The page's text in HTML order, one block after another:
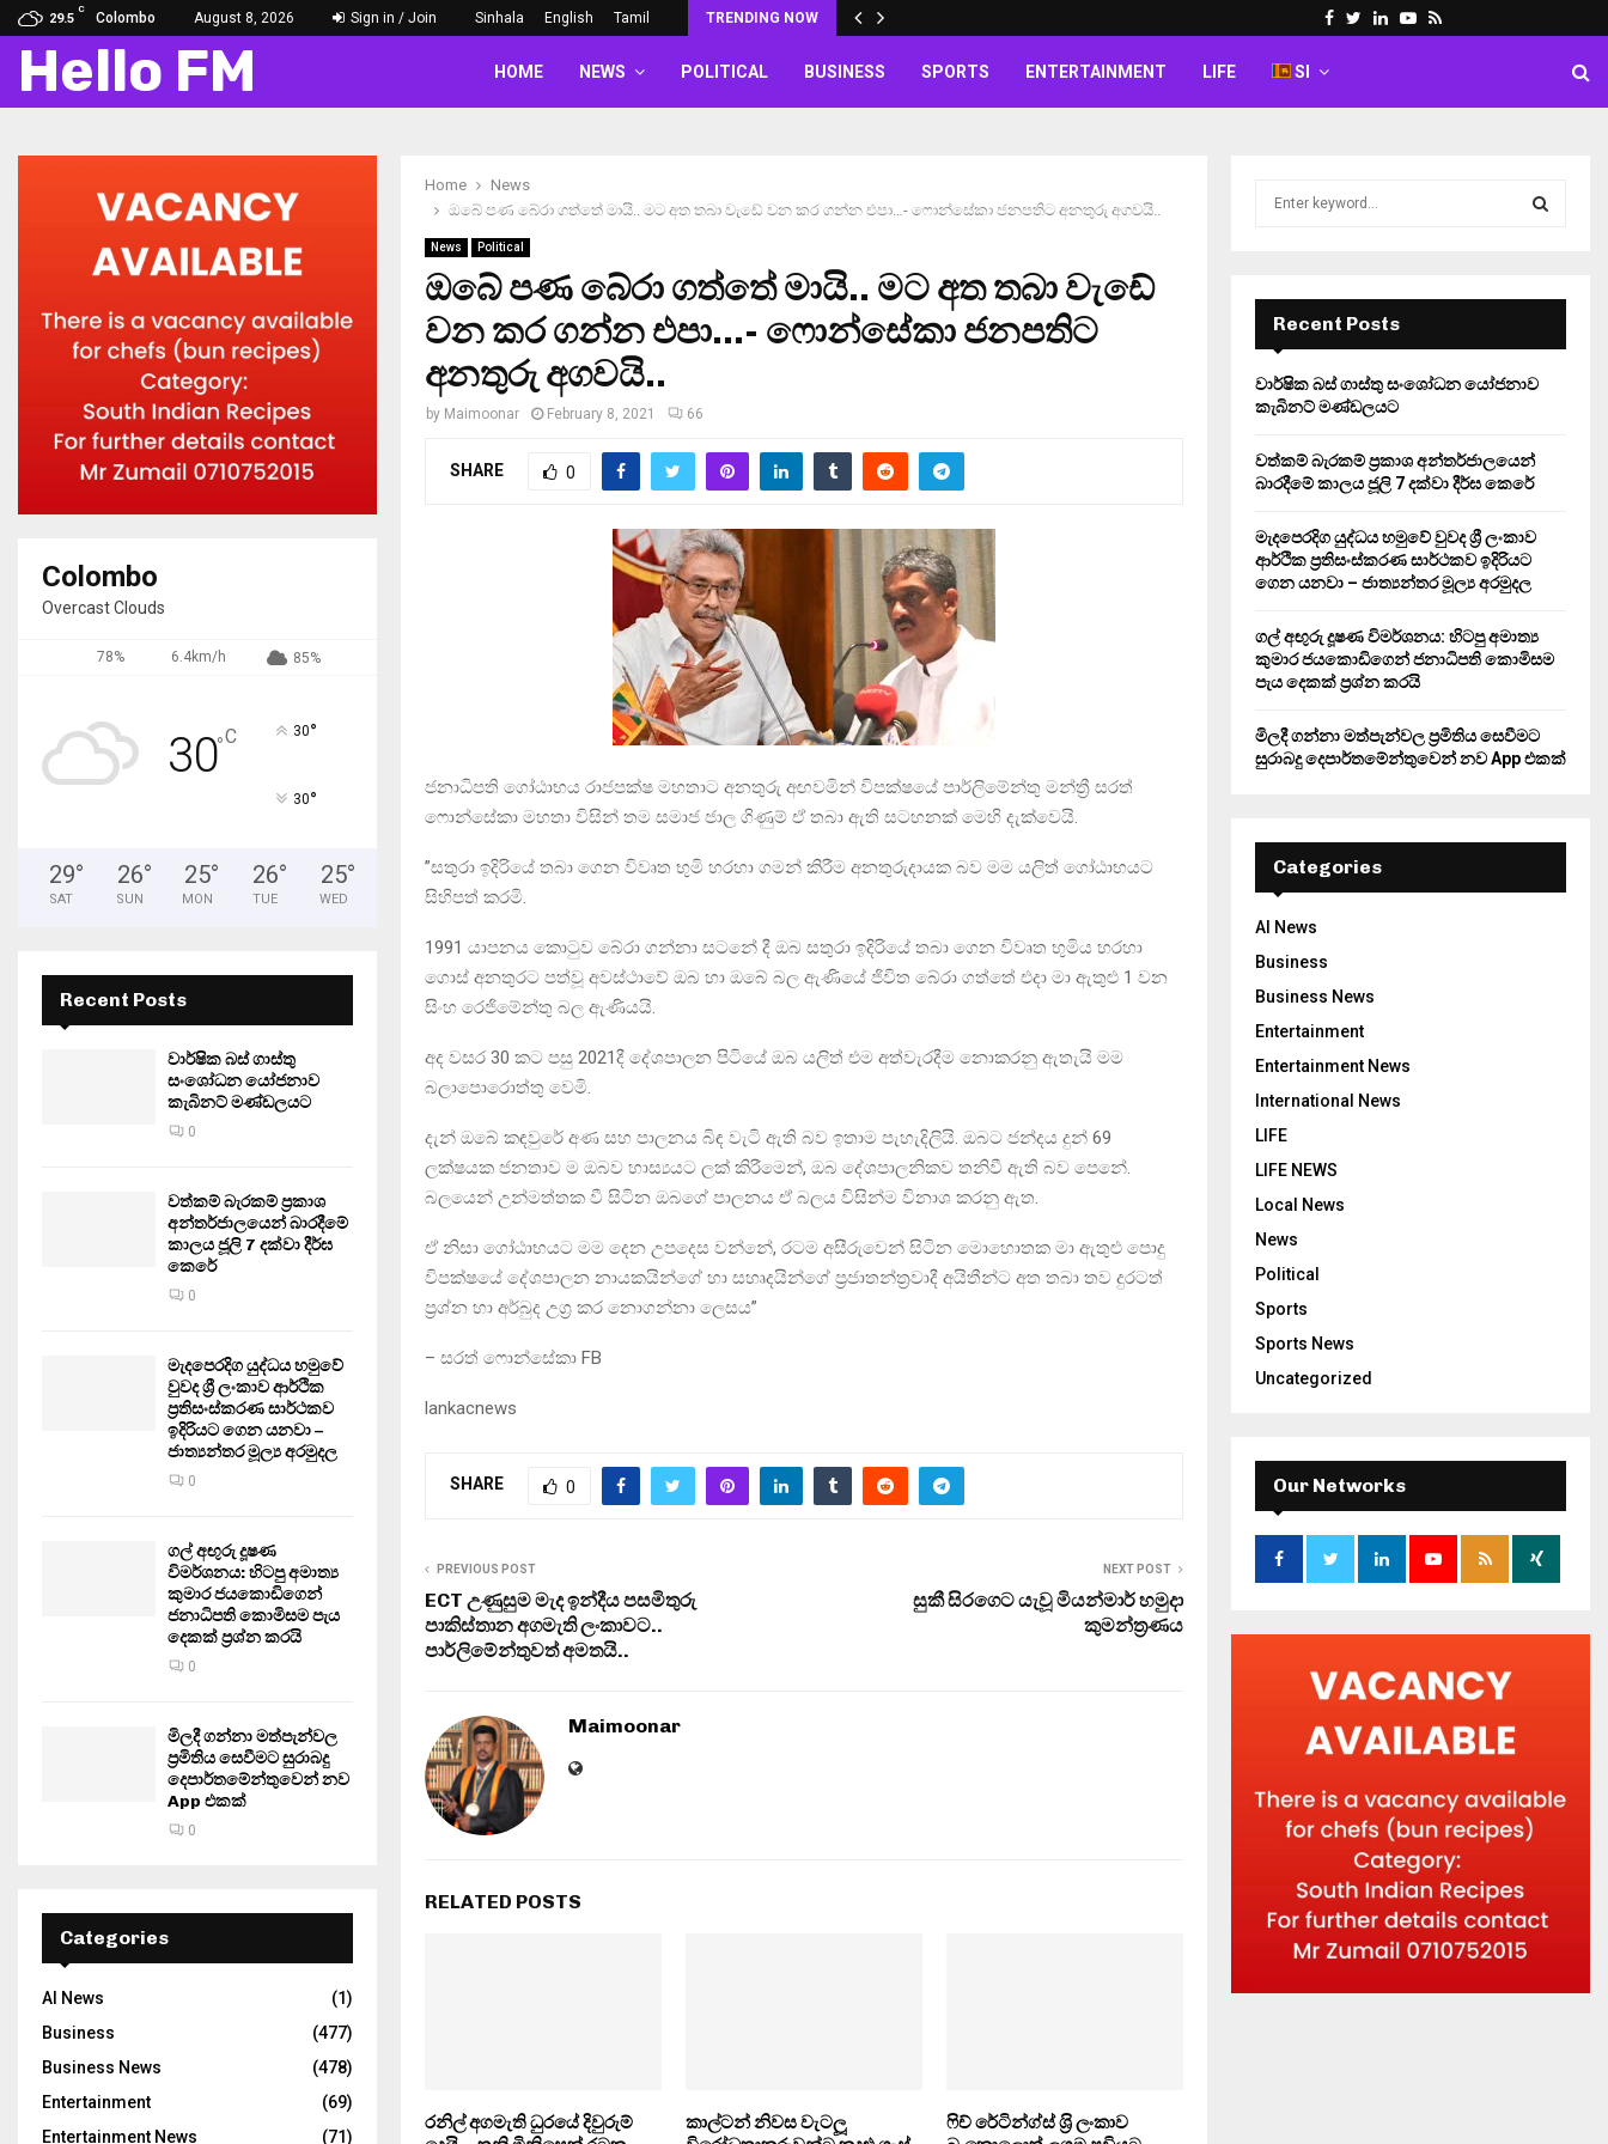
29.5
C
Colombo August 8, 2026 Sign in / Join Sinhala English Tamil TRENDING NOW Facebook
Twitter
LinkedinYoutube
Rss
Hello FM HOME NEWS POLITICAL BUSINESS SPORTS ENTERTAINMENT LIFE SI
Home
News
ඔබේ පණ බේරා ගත්තේ මායි.. මට අත තබා වැඩේ වන කර ගන්න එපා…- ෆොන්සේකා ජනපතිට අනතුරු අගවයි..
News Political
ඔබේ පණ බේරා ගත්තේ මායි.. මට අත තබා වැඩේ
වන කර ගන්න එපා…- ෆොන්සේකා ජනපතිට
අනතුරු අගවයි..
by Maimoonar February 8, 2021 66
SHARE 0
ජනාධිපති ගෝඨාභය රාජපක්ෂ මහතාට අනතුරු අඟවමින් විපක්ෂයේ පාර්ලිමේන්තු මන්ත්‍රී සරත්
ෆොන්සේකා මහතා විසින් තම සමාජ ජාල ගිණුම් ඒ තබා ඇති සටහනක් මෙහි දැක්වෙයි.
”සතුරා ඉදිරියේ තබා ගෙන විවෘත භුමි හරහා ගමන් කිරීම අනතුරුදායක බව මම යලිත් ගෝඨාභයට
සිහිපත් කරමි.
1991 යාපනය කොටුව බේරා ගන්නා සටනේ දී ඔබ සතුරා ඉදිරියේ තබා ගෙන විවෘත භුමිය හරහා
ගොස් අනතුරට පත්වූ අවස්ථාවේ ඔබ හා ඔබේ බල ඇණියේ ජිවිත බේරා ගත්තේ එදා මා ඇතුළු 1 වන
සිංහ රෙජිමේන්තු බල ඇණියයි.
අද වසර 30 කට පසු 2021දී දේශපාලන පිටියේ ඔබ යලිත් එම අත්වැරදීම නොකරනු ඇතැයි මම
බලාපොරොත්තු වෙමි.
දැන් ඔබේ කඳවුරේ අණ සහ පාලනය බිඳ වැටි ඇති බව ඉතාම පැහැදිලියි. ඔබට ජන්දය දුන් 69
ලක්ෂයක ජනතාව ම ඔබව හාස්‍යයට ලක් කිරීමෙන්, ඔබ දේශපාලනිකව තනිවී ඇති බව පෙනේ.
බලයෙන් උන්මත්තක වී සිටින ඔබගේ පාලනය ඒ බලය විසින්ම විනාශ කරනු ඇත.
ඒ නිසා ගෝඨාභයට මම දෙන උපදෙස වන්නේ, රටම අසීරුවෙන් සිටින මොහොතක මා ඇතුළු පොදු
විපක්ෂයේ දේශපාලන නායකයින්ගේ හා සහෘදයින්ගේ ප්‍රජාතන්ත්‍රවාදී අයිතීන්ට අත තබා තව දුරටත්
ප්‍රශ්න හා අර්බුද උග්‍ර කර නොගන්නා ලෙසය”
– සරත් ෆොන්සේකා FB
lankacnews
SHARE 0
PREVIOUS POST
ECT උණුසුම මැද ඉන්දීය පසමිතුරු
පාකිස්තාන අගමැති ලංකාවට..
පාර්ලිමේන්තුවත් අමතයි..
NEXT POST
සුකී සිරගෙට යැවූ මියන්මාර් හමුදා
කුමන්ත‍්‍රණය
Maimoonar
RELATED POSTS
රනිල් අගමැති ධුරයේ දිවුරුම්
කාල්ටන් නිවස වැටලූ
ෆිච් රේටින්ග්ස් ශ‍්‍රි ලංකාව
Colombo
Overcast Clouds
78% 6.4km/h 85%
30°C 30°
30°
29°
SAT
26°
SUN
25°
MON
26°
TUE
25°
WED
Recent Posts
වාර්ෂික බස් ගාස්තු
සංශෝධන යෝජනාව
කැබිනට් මණ්ඩලයට
0
වත්කම් බැරකම් ප්‍රකාශ
අන්තර්ජාලයෙන් බාරදීමේ
කාලය ජූලි 7 දක්වා දීර්ඝ
කෙරේ
0
මැදපෙරදිග යුද්ධය හමුවේ
වුවද ශ්‍රී ලංකාව ආර්ථික
ප්‍රතිසංස්කරණ සාර්ථකව
ඉදිරියට ගෙන යනවා –
ජාත්‍යන්තර මූල්‍ය අරමුදල
0
ගල් අඟුරු දූෂණ
විමර්ශනය: හිටපු අමාත්‍ය
කුමාර ජයකොඩිගෙන්
ජනාධිපති කොමිසම පැය
දෙකක් ප්‍රශ්න කරයි
0
මිලදී ගන්නා මත්පැන්වල
ප්‍රමිතිය සෙවීමට සුරාබදු
දෙපාර්තමේන්තුවෙන් නව
App එකක්
0
Categories
AI News
(1)
Business
(477)
Business News
(478)
Entertainment
(69)
Entertainment News
(71)
r
:
E
A
R
H
Recent Posts
වාර්ෂික බස් ගාස්තු සංශෝධන යෝජනාව
කැබිනට් මණ්ඩලයට
වත්කම් බැරකම් ප්‍රකාශ අන්තර්ජාලයෙන්
බාරදීමේ කාලය ජූලි 7 දක්වා දීර්ඝ කෙරේ
මැදපෙරදිග යුද්ධය හමුවේ වුවද ශ්‍රී ලංකාව
ආර්ථික ප්‍රතිසංස්කරණ සාර්ථකව ඉදිරියට
ගෙන යනවා – ජාත්‍යන්තර මූල්‍ය අරමුදල
ගල් අඟුරු දූෂණ විමර්ශනය: හිටපු අමාත්‍ය
කුමාර ජයකොඩිගෙන් ජනාධිපති කොමිසම
පැය දෙකක් ප්‍රශ්න කරයි
මිලදී ගන්නා මත්පැන්වල ප්‍රමිතිය සෙවීමට
සුරාබදු දෙපාර්තමේන්තුවෙන් නව App එකක්
Categories
AI News
Business
Business News
Entertainment
Entertainment News
International News
LIFE
LIFE NEWS
Local News
News
Political
Sports
Sports News
Uncategorized
Our Networks